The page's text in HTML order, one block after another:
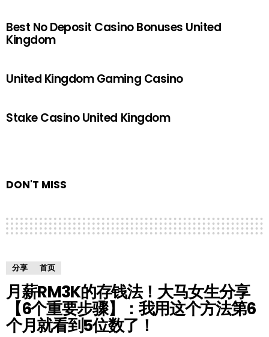
Best No Deposit Casino Bonuses United
Kingdom
United Kingdom Gaming Casino
Stake Casino United Kingdom
DON'T MISS
分享 首页
月薪RM3K的存钱法！大马女生分享
【6个重要步骤】：我用这个方法第6
个月就看到5位数了！